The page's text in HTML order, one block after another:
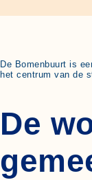
De Bomenbuurt is
het centrum van de
De